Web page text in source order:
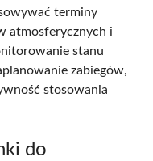
terminy
atmosferycznych i
stanu
zabiegów,
stosowania
do